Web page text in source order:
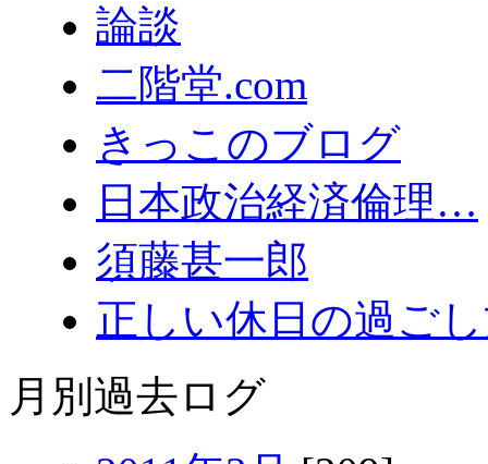
論談
二階堂.com
きっこのブログ
日本政治経済倫理…
須藤甚一郎
正しい休日の過ご
月別過去ログ